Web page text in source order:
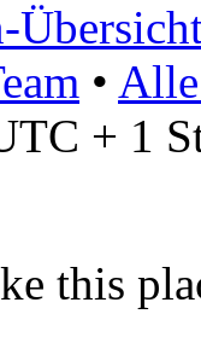
•
+ 1
this